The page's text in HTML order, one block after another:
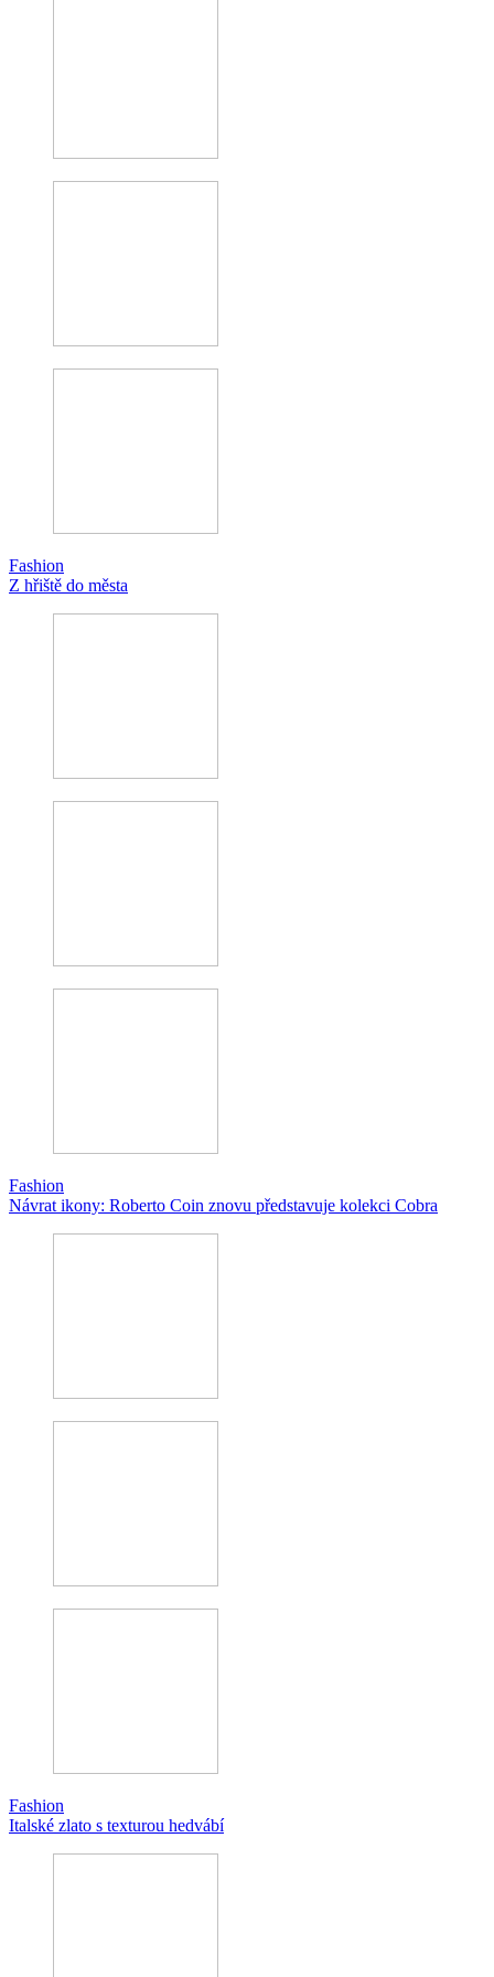
Fashion
Z hřiště do města
Fashion
Návrat ikony: Roberto Coin znovu představuje kolekci Cobra
Fashion
Italské zlato s texturou hedvábí